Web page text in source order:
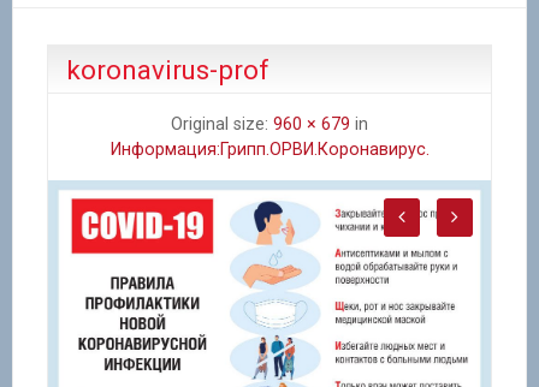
koronavirus-prof
Original size: 960 × 679 in
Информация:Грипп.ОРВИ.Коронавирус.